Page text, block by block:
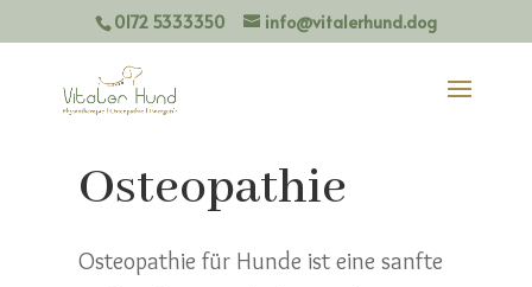
0172 5333350 info@vitalerhund.dog
Osteopathie
Osteopathie für Hunde ist eine sanfte